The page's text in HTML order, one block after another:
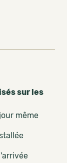
sur les
même